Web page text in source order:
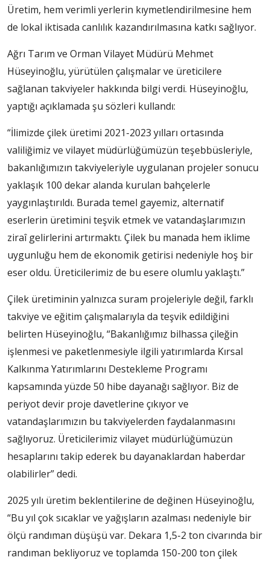
Üretim, hem verimli yerlerin kıymetlendirilmesine hem
de lokal iktisada canlılık kazandırılmasına katkı sağlıyor.
Ağrı Tarım ve Orman Vilayet Müdürü Mehmet
Hüseyinoğlu, yürütülen çalışmalar ve üreticilere
sağlanan takviyeler hakkında bilgi verdi. Hüseyinoğlu,
yaptığı açıklamada şu sözleri kullandı:
“İlimizde çilek üretimi 2021-2023 yılları ortasında
valiliğimiz ve vilayet müdürlüğümüzün teşebbüsleriyle,
bakanlığımızın takviyeleriyle uygulanan projeler sonucu
yaklaşık 100 dekar alanda kurulan bahçelerle
yaygınlaştırıldı. Burada temel gayemiz, alternatif
eserlerin üretimini teşvik etmek ve vatandaşlarımızın
ziraî gelirlerini artırmaktı. Çilek bu manada hem iklime
uygunluğu hem de ekonomik getirisi nedeniyle hoş bir
eser oldu. Üreticilerimiz de bu esere olumlu yaklaştı.”
Çilek üretiminin yalnızca suram projeleriyle değil, farklı
takviye ve eğitim çalışmalarıyla da teşvik edildiğini
belirten Hüseyinoğlu, “Bakanlığımız bilhassa çileğin
işlenmesi ve paketlenmesiyle ilgili yatırımlarda Kırsal
Kalkınma Yatırımlarını Destekleme Programı
kapsamında yüzde 50 hibe dayanağı sağlıyor. Biz de
periyot devir proje davetlerine çıkıyor ve
vatandaşlarımızın bu takviyelerden faydalanmasını
sağlıyoruz. Üreticilerimiz vilayet müdürlüğümüzün
hesaplarını takip ederek bu dayanaklardan haberdar
olabilirler” dedi.
2025 yılı üretim beklentilerine de değinen Hüseyinoğlu,
“Bu yıl çok sıcaklar ve yağışların azalması nedeniyle bir
ölçü randıman düşüşü var. Dekara 1,5-2 ton civarında bir
randıman bekliyoruz ve toplamda 150-200 ton çilek